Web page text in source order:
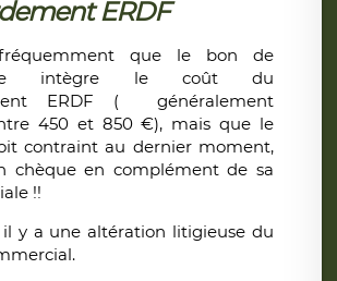
ERDF
que le bon de
intègre le coût du
ERDF ( généralement
450 et 850 €), mais que le
contraint au dernier moment,
chèque en complément de sa
!!
il y a une altération litigieuse du